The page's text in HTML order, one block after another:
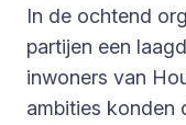
In de ochtend
partijen een
inwoners van
ambities konden